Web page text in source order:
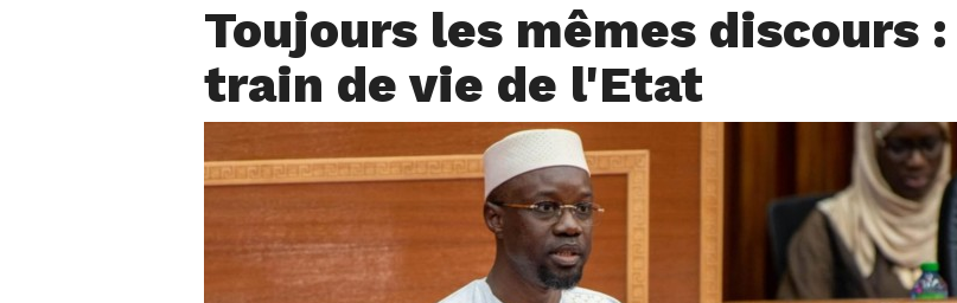
Toujours les mêmes discours
train de vie de l'Etat